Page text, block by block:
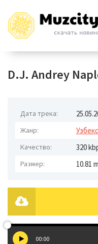
D.J. Andrey
Дата трека:
Жанр:
Качество: 320
Размер: 10.81
00:00